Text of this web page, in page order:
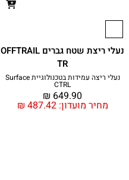
נעלי ריצת שטח גברים OFFTRAIL
TR
נעלי ריצה עמידות בטכנולוגיית Surface
CTRL
מחיר מועדון: ₪ 487.42
₪ 649.90